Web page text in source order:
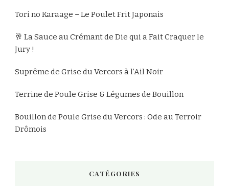
Tori no Karaage – Le Poulet Frit Japonais
🥂 La Sauce au Crémant de Die qui a Fait Craquer le
Jury !
Suprême de Grise du Vercors à l’Ail Noir
Terrine de Poule Grise & Légumes de Bouillon
Bouillon de Poule Grise du Vercors : Ode au Terroir
Drômois
CATÉGORIES